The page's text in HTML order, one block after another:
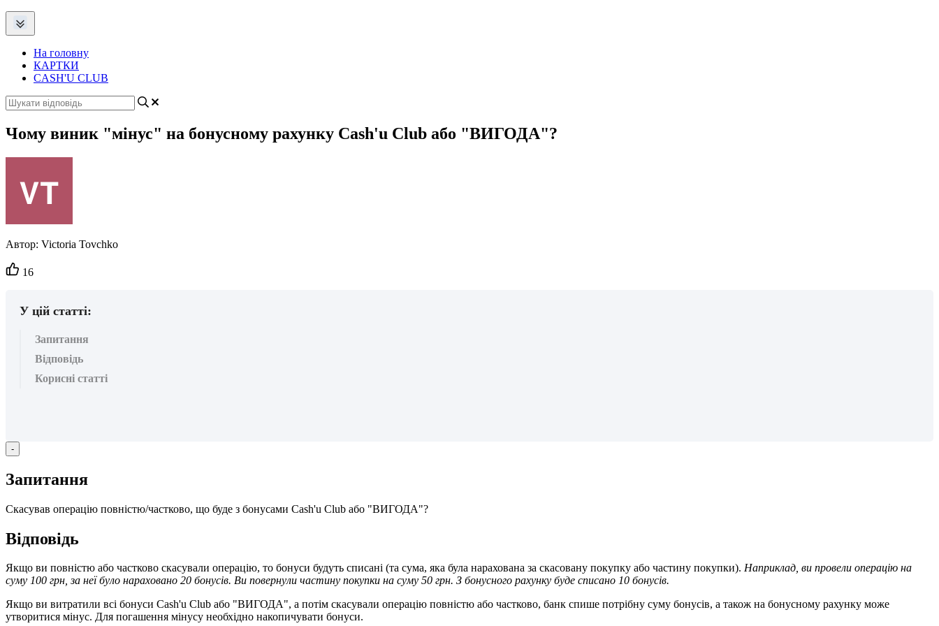
На головну
КАРТКИ
CASH'U CLUB
Чому виник "мінус" на бонусному рахунку Cash'u Club або "ВИГОДА"?
Автор: Victoria Tovchko
Кількість
вподобайок:
16
У цій статті:
Запитання
Відповідь
Корисні статті
-
Запитання
Скасував операцію повністю/частково, що буде з бонусами Cash'u Club або "ВИГОДА"?
Відповідь
Якщо ви повністю або частково скасували операцію, то бонуси будуть списані (та сума, яка була нарахована за скасовану покупку або частину покупки). Наприклад, ви провели операцію на
суму 100 грн, за неї було нараховано 20 бонусів. Ви повернули частину покупки на суму 50 грн. З бонусного рахунку буде списано 10 бонусів.
Якщо ви витратили всі бонуси Cash'u Club або "ВИГОДА", а потім скасували операцію повністю або частково, банк спише потрібну суму бонусів, а також на бонусному рахунку може
утворитися мінус. Для погашення мінусу необхідно накопичувати бонуси.